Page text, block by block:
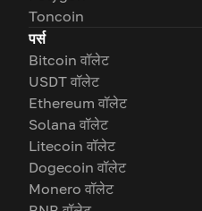
Toncoin
पर्स
Bitcoin वॉलेट
USDT वॉलेट
Ethereum वॉलेट
Solana वॉलेट
Litecoin वॉलेट
Dogecoin वॉलेट
Monero वॉलेट